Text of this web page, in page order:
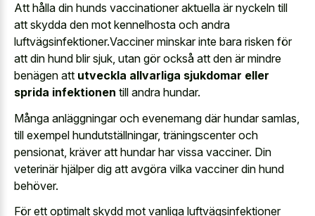
Att hålla din hunds vaccinationer aktuella är nyckeln till
att skydda den mot kennelhosta och andra
luftvägsinfektioner.Vacciner minskar inte bara risken för
att din hund blir sjuk, utan gör också att den är mindre
benägen att utveckla allvarliga sjukdomar eller
sprida infektionen till andra hundar.
Många anläggningar och evenemang där hundar samlas,
till exempel hundutställningar, träningscenter och
pensionat, kräver att hundar har vissa vacciner. Din
veterinär hjälper dig att avgöra vilka vacciner din hund
behöver.
För ett optimalt skydd mot vanliga luftvägsinfektioner